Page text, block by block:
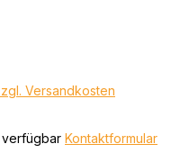
Versandkosten
Kontaktformular